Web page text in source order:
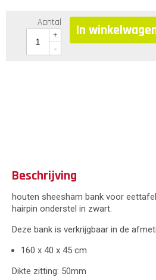
Aantal
+
-
In
Beschrijving
houten sheesham bank voor
hairpin onderstel in zwart.
Deze bank is verkrijgbaar in de
160 x 40 x 45 cm
Dikte zitting: 50mm